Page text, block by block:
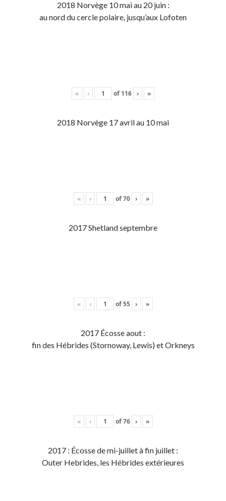
2018 Norvège 10 mai au 20 juin :
au nord du cercle polaire, jusqu’aux Lofoten
« ‹ of 116 › »
2018 Norvège 17 avril au 10 mai
« ‹ of70 › »
2017 Shetland septembre
« ‹ of55 › »
2017 Écosse aout :
fin des Hébrides (Stornoway, Lewis) et Orkneys
« ‹ of76 › »
2017 : Écosse de mi-juillet à fin juillet :
Outer Hebrides, les Hébrides extérieures